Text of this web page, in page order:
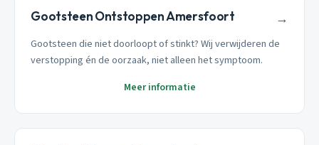
Gootsteen Ontstoppen Amersfoort →
Gootsteen die niet doorloopt of stinkt? Wij verwijderen de
verstopping én de oorzaak, niet alleen het symptoom.
Meer informatie